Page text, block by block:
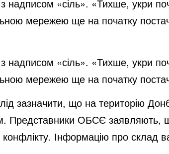
надписом «сіль». «Тихше, укри
мережею ще на початку
надписом «сіль». «Тихше, укри
мережею ще на початку
зазначити, що на територію
Представники ОБСЄ
Інформацію про склад